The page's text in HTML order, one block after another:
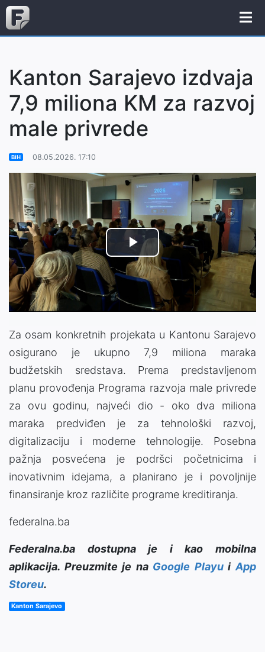
Kanton Sarajevo izdvaja
7,9 miliona KM za razvoj
male privrede
BiH 08.05.2026. 17:10
Play
Video
Za osam konkretnih projekata u Kantonu Sarajevo
osigurano je ukupno 7,9 miliona maraka
budžetskih sredstava. Prema predstavljenom
planu provođenja Programa razvoja male privrede
za ovu godinu, najveći dio - oko dva miliona
maraka predviđen je za tehnološki razvoj,
digitalizaciju i moderne tehnologije. Posebna
pažnja posvećena je podršci početnicima i
inovativnim idejama, a planirano je i povoljnije
finansiranje kroz različite programe kreditiranja.
federalna.ba
Federalna.ba dostupna je i kao mobilna
aplikacija. Preuzmite je na Google PlayuiApp
Storeu.
Kanton Sarajevo